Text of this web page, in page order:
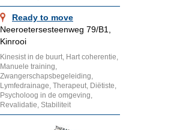
Ready to move
Neeroetersesteenweg 79/B1,
Kinrooi
Kinesist in de buurt, Hart coherentie,
Manuele training,
Zwangerschapsbegeleiding,
Lymfedrainage, Therapeut, Diëtiste,
Psycholoog in de omgeving,
Revalidatie, Stabiliteit